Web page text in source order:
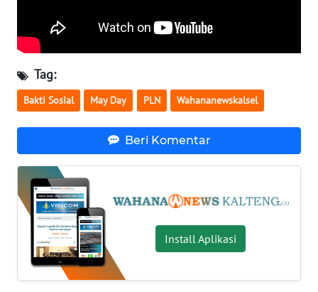
Tag:
Bakti Sosial May Day PLN Wahananewskalsel
Beri Komentar
Install Aplikasi
WN
NUSANTARA
WN
JOGJA
WN
BALI
WN
KALBAR